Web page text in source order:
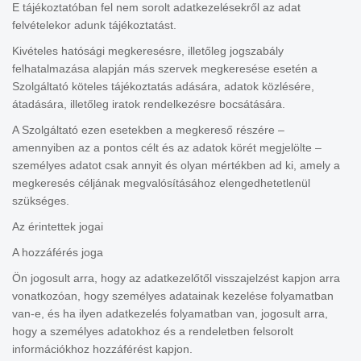
E tájékoztatóban fel nem sorolt adatkezelésekről az adat
felvételekor adunk tájékoztatást.
Kivételes hatósági megkeresésre, illetőleg jogszabály
felhatalmazása alapján más szervek megkeresése esetén a
Szolgáltató köteles tájékoztatás adására, adatok közlésére,
átadására, illetőleg iratok rendelkezésre bocsátására.
A Szolgáltató ezen esetekben a megkereső részére –
amennyiben az a pontos célt és az adatok körét megjelölte –
személyes adatot csak annyit és olyan mértékben ad ki, amely a
megkeresés céljának megvalósításához elengedhetetlenül
szükséges.
Az érintettek jogai
A hozzáférés joga
Ön jogosult arra, hogy az adatkezelőtől visszajelzést kapjon arra
vonatkozóan, hogy személyes adatainak kezelése folyamatban
van-e, és ha ilyen adatkezelés folyamatban van, jogosult arra,
hogy a személyes adatokhoz és a rendeletben felsorolt
információkhoz hozzáférést kapjon.